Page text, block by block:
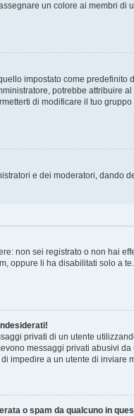
un colore ai membri di
impostato come predefinito
potrebbe attribuire
di modificare il tuo
e dei moderatori, dando
non sei registrato o non hai
oppure li ha disabilitati solo a
privati ​​di un utente
messaggi privati ​​abusivi
impedire a un utente di inviare
o spam da qualcuno in